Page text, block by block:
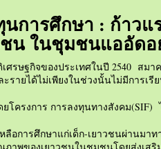
นการศึกษา : ก้าวแ
ชน ในชุมชนแออัดอ
เศรษฐกิจของประเทศในปี 2540 สม
ะรายได้ไม่เพียงในช่วงนั้นไม่มีการเ
ยโครงการ การลงทุนทางสังคม
หลือการศึกษาแก่เด็ก-เยาวชนผ่านม